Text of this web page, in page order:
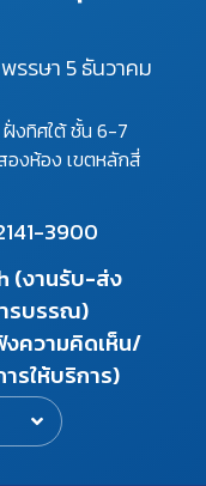
รรษา 5 ธันวาคม
ฝั่งทิศใต้ ชั้น 6-7
องห้อง เขตหลักสี่
3900
(งานรับ-ส่ง
รบรรณ)
ความคิดเห็น/
รให้บริการ)